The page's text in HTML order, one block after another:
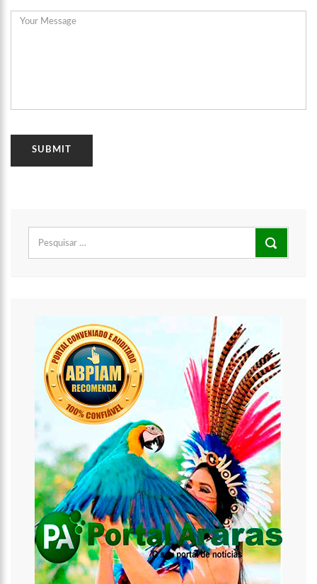
00:21 O levantador David Assayag se despede esse ano
por: